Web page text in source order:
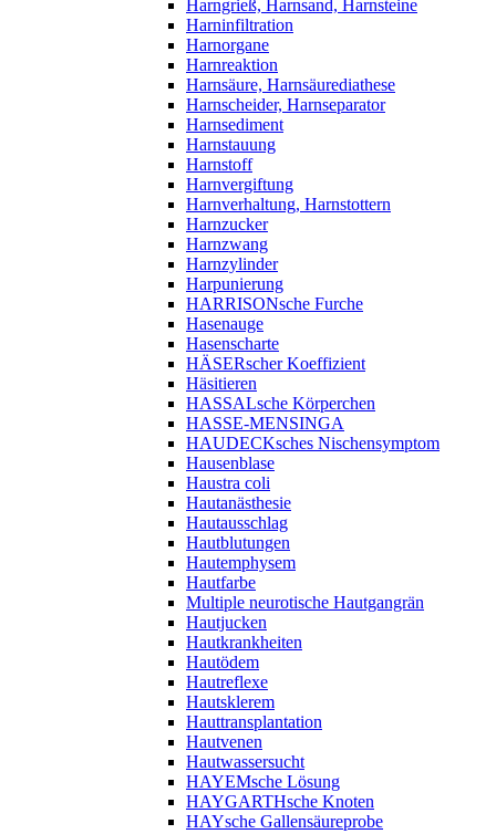
Harngrieß, Harnsand, Harnsteine
Harninfiltration
Harnorgane
Harnreaktion
Harnsäure, Harnsäurediathese
Harnscheider, Harnseparator
Harnsediment
Harnstauung
Harnstoff
Harnvergiftung
Harnverhaltung, Harnstottern
Harnzucker
Harnzwang
Harnzylinder
Harpunierung
HARRISONsche Furche
Hasenauge
Hasenscharte
HÄSERscher Koeffizient
Häsitieren
HASSALsche Körperchen
HASSE-MENSINGA
HAUDECKsches Nischensymptom
Hausenblase
Haustra coli
Hautanästhesie
Hautausschlag
Hautblutungen
Hautemphysem
Hautfarbe
Multiple neurotische Hautgangrän
Hautjucken
Hautkrankheiten
Hautödem
Hautreflexe
Hautsklerem
Hauttransplantation
Hautvenen
Hautwassersucht
HAYEMsche Lösung
HAYGARTHsche Knoten
HAYsche Gallensäureprobe